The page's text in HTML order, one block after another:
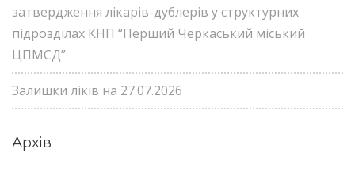
затвердження лікарів-дублерів у структурних
підрозділах КНП “Перший Черкаський міський
ЦПМСД”
Залишки ліків на 27.07.2026
Архів